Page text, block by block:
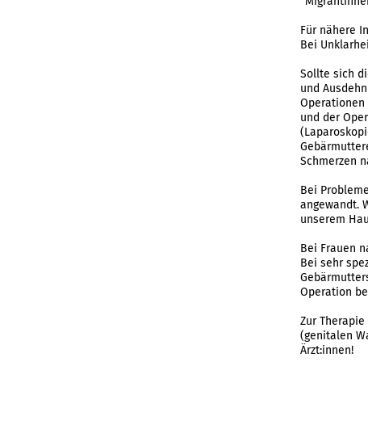
Für nähere
Bei
Sollte sich
und
und der
Schmerzen
Bei
angewandt.
unserem
Bei Frauen
Bei sehr
Operation
Zur
(genitalen
Ärzt:innen!